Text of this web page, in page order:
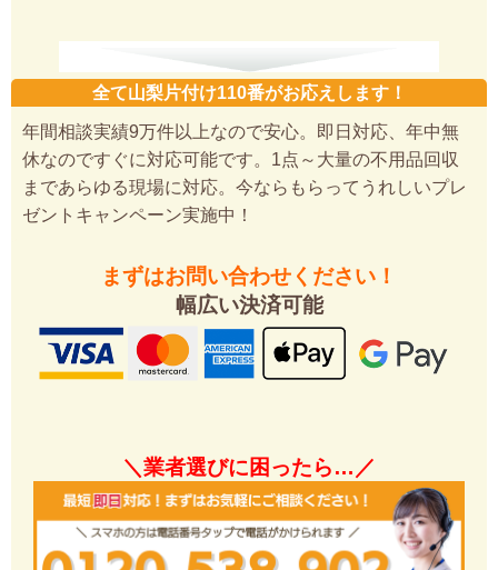
全て山梨片付け110番がお応えします！
年間相談実績9万件以上なので安心。即日対応、年中無
休なのですぐに対応可能です。1点～大量の不用品回収
まであらゆる現場に対応。今ならもらってうれしいプレ
ゼントキャンペーン実施中！
まずはお問い合わせください！
幅広い決済可能
＼業者選びに困ったら…／